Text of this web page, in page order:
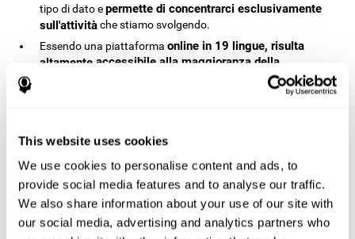
This website uses cookies
We use cookies to personalise content and ads, to
provide social media features and to analyse our traffic.
We also share information about your use of our site with
our social media, advertising and analytics partners who
tipo di dato epermette di concentrarci esclusivamente
sull'attivitàche stiamo svolgendo.
Essendo una piattaformaonline in 19 lingue, risulta
altamenteaccessibile alla maggioranza della
. Solo necessitiamo di un accesso
a Internet e di un computer, tablet o smartphone. Grazie
cognitiva per bambini a distanza
L'uso di CogniFit è consigliato abambini di età superiore
ai 7 anni. Ciò significa che non esiste un'età in cui
questa piattaforma cessa di essere efficace.